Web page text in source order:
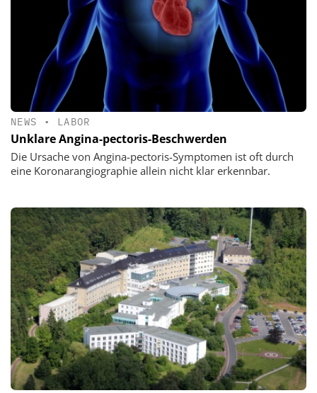
NEWS • LABOR
Unklare Angina-pectoris-Beschwerden
Die Ursache von Angina-pectoris-Symptomen ist oft durch
eine Koronarangiographie allein nicht klar erkennbar.